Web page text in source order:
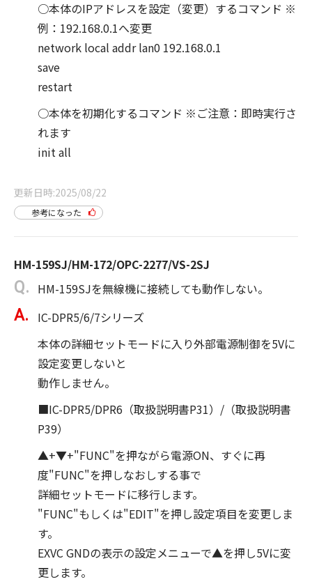
○本体のIPアドレスを設定（変更）するコマンド ※
例：192.168.0.1へ変更
network local addr lan0 192.168.0.1
save
restart
○本体を初期化するコマンド ※ご注意：即時実行さ
れます
init all
更新日時 2025/08/22
参考になった
HM-159SJ/HM-172/OPC-2277/VS-2SJ
HM-159SJを無線機に接続しても動作しない。
IC-DPR5/6/7シリーズ
本体の詳細セットモードに入り外部電源制御を5Vに
設定変更しないと
動作しません。
■IC-DPR5/DPR6（取扱説明書P31）/（取扱説明書
P39）
▲+▼+"FUNC"を押ながら電源ON、すぐに再
度"FUNC"を押しなおしする事で
詳細セットモードに移行します。
"FUNC"もしくは"EDIT"を押し設定項目を変更しま
す。
EXVC GNDの表示の設定メニューで▲を押し5Vに変
更します。